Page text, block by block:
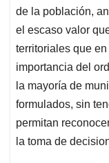
de la población,
el escaso valor
territoriales que
importancia del
la mayoría de
formulados, sin
permitan
la toma de